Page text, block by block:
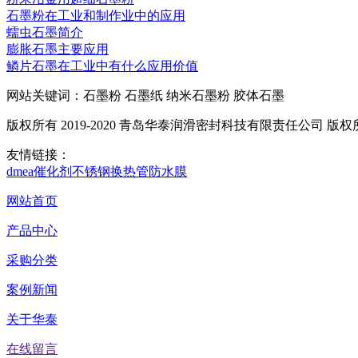
石墨粉在工业和制作业中的应用
蠕虫石墨简介
膨胀石墨主要应用
鳞片石墨在工业中有什么应用价值
网站关键词：石墨粉 石墨纸 纳米石墨粉 胶体石墨
版权所有 2019-2020 青岛华泰润滑密封科技有限责任公司 版权
友情链接：
dmea催化剂 不锈钢换热管防水膜
网站首页
产品中心
采购分类
案例新闻
关于华泰
在线留言